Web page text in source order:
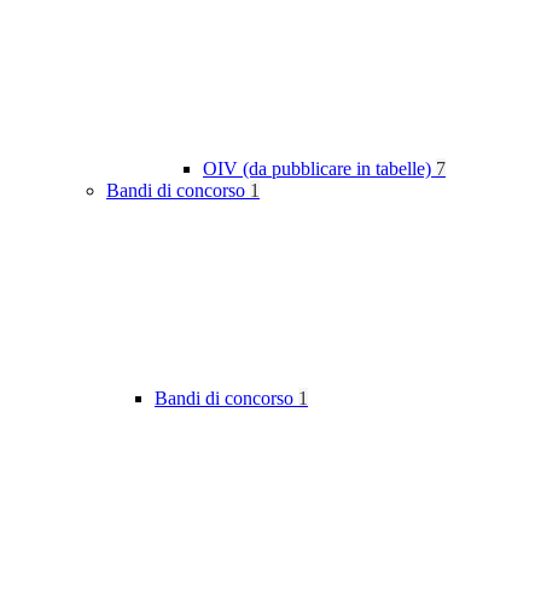
OIV (da pubblicare in tabelle) 7
Bandi di concorso 1
Bandi di concorso 1